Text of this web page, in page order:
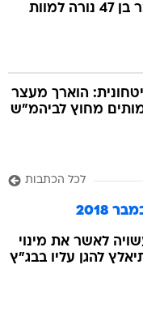
הערבית: גבר בן 47 נורה למוות
הוארך מעצר
מחוץ לביהמ"ש
לכל הכתבות
2018
לאשר את מינוי
להגן עליו בבג"ץ